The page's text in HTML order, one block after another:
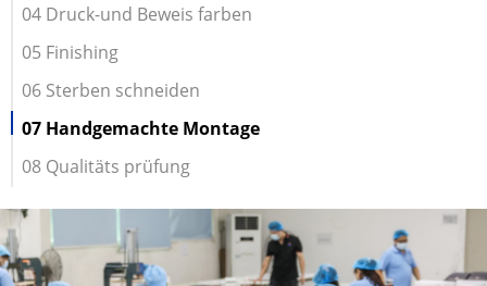
04 Druck-und Beweis farben
05 Finishing
06 Sterben schneiden
07 Handgemachte Montage
08 Qualitäts prüfung